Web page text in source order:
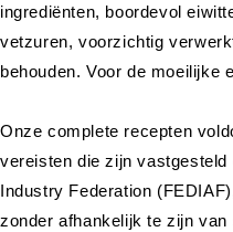
ingrediënten, boordevol
vetzuren, voorzichtig
behouden. Voor de moeilijke
Onze complete recepten
vereisten die zijn vastgesteld
Industry Federation
zonder afhankelijk te zijn